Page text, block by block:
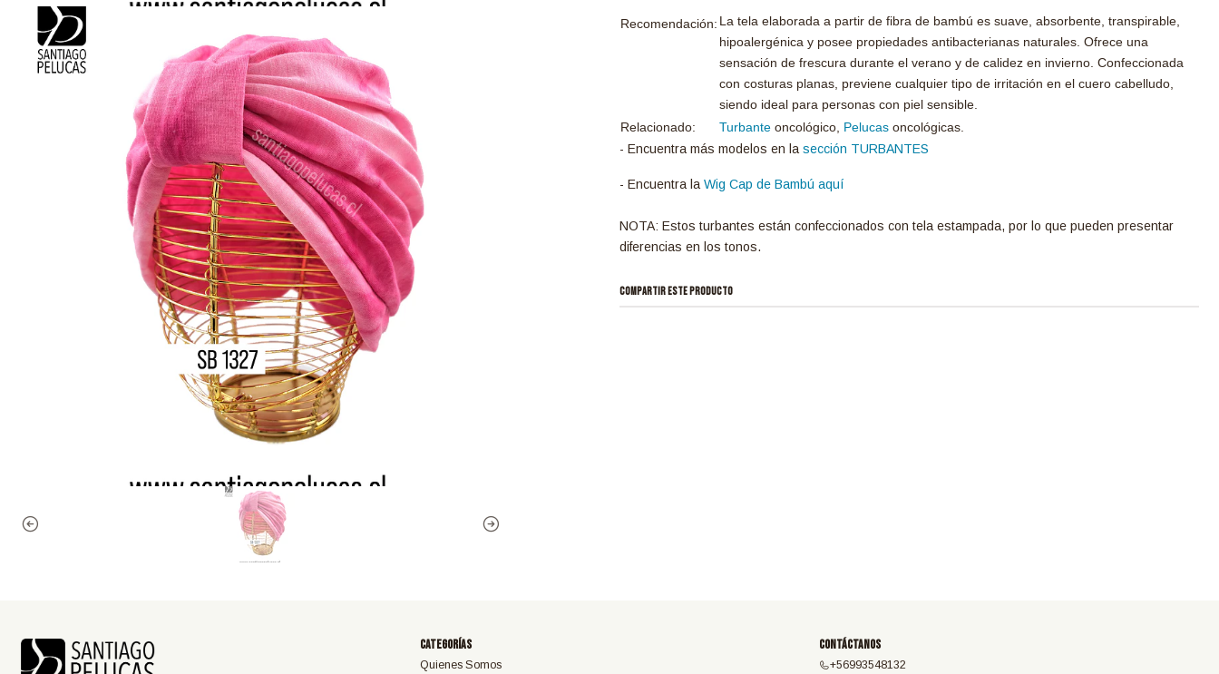
Recomendación: La tela elaborada a partir de fibra de bambú es suave, absorbente, transpirable,
hipoalergénica y posee propiedades antibacterianas naturales. Ofrece una
sensación de frescura durante el verano y de calidez en invierno. Confeccionada
con costuras planas, previene cualquier tipo de irritación en el cuero cabelludo,
siendo ideal para personas con piel sensible.
Relacionado:
Turbanteoncológico, Pelucasoncológicas.
- Encuentra más modelos en lasección TURBANTES
- Encuentra la Wig Cap de Bambú aquí
NOTA: Estos turbantes están confeccionados con tela estampada, por lo que pueden presentar
diferencias en los tonos.
COMPARTIR ESTE PRODUCTO
Categorías
Quienes Somos
Contáctanos
+56993548132